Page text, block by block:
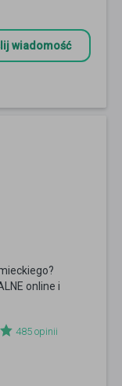
wiadomość
online i
485 opinii